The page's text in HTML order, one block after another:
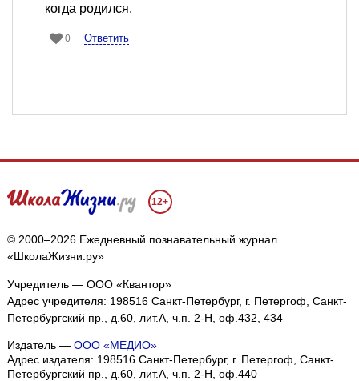
когда родился.
0 Ответить
12+
© 2000–2026 Ежедневный познавательный журнал
«ШколаЖизни.ру»
Учредитель — ООО «Квантор»
Адрес учредителя: 198516 Санкт-Петербург, г. Петергоф, Санкт-
Петербургский пр., д.60, лит.А, ч.п. 2-Н, оф.432, 434
Издатель — ООО «МЕДИО»
Адрес издателя: 198516 Санкт-Петербург, г. Петергоф, Санкт-
Петербургский пр., д.60, лит.А, ч.п. 2-Н, оф.440